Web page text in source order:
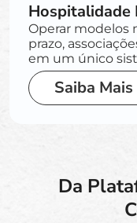
Hospitalidade
Operar modelos
prazo,
em um único
Saiba Mais
Da